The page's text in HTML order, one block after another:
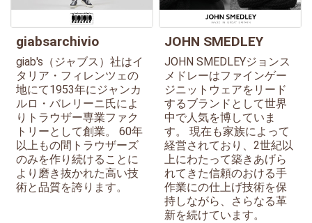
giabsarchivio
giab's（ジャブス）社はイ
タリア・フィレンツェの
地にて1953年にジャンカ
ルロ・バレリーニ氏によ
りトラウザー専業ファク
トリーとして創業。 60年
以上もの間トラウザーズ
のみを作り続けることに
より磨き抜かれた高い技
術と品質を誇ります。
JOHN SMEDLEY
JOHN SMEDLEYジョンス
メドレーはファインゲー
ジニットウェアをリード
するブランドとして世界
中で人気を博していま
す。 現在も家族によって
経営されており、2世紀以
上にわたって築きあげら
れてきた信頼のおける手
作業にの仕上げ技術を保
持しながら、さらなる革
新を続けています。